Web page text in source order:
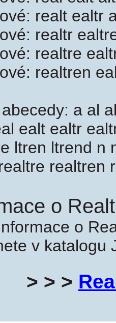
realt ealtr
realtr
realtre
realtren
a al
ealt ealtr
ltren ltrend n
realtren
o
o
v katalogu
> > >